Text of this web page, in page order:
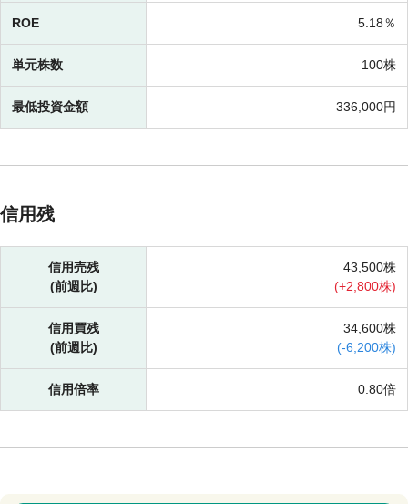
ROE 5.18％
単元株数 100株
最低投資金額 336,000円
信用残
信用売残
(前週比)
43,500株
(+2,800株)
信用買残
(前週比)
34,600株
(-6,200株)
信用倍率 0.80倍